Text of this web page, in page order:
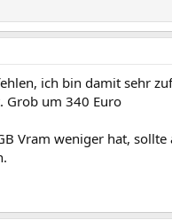
ich bin damit sehr
Grob um 340 Euro
Vram weniger hat, sollte